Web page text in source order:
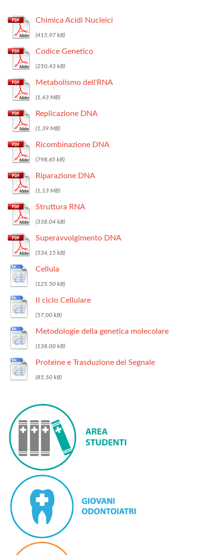
Chimica Acidi Nucleici
Codice Genetico
Metabolismo dell'RNA
Replicazione DNA
Ricombinazione DNA
Riparazione DNA
Struttura RNA
Superavvolgimento DNA
Cellula
Il ciclo Cellulare
Metodologie della genetica molecolare
Proteine e Trasduzione del Segnale